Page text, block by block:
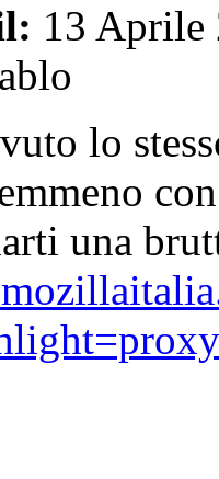
13 Aprile
lo
una